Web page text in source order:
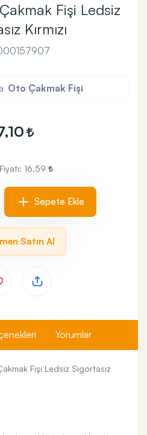
Fişi Ledsiz
Kırmızı
Oto Çakmak Fişi
16,59
Sepete Ekle
Satın Al
Yorumlar
Fişi Ledsiz Sigortasız